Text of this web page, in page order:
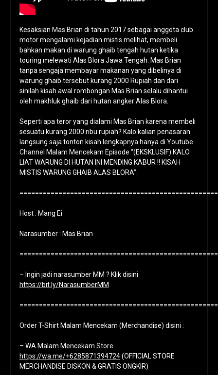
Kesaksian Mas Brian di tahun 2017 sebagai anggota club
motor mengalami kejadian mistis melihat, membeli
bahkan makan di warung ghaib tengah hutan ketika
touring melewati Alas Blora Jawa Tengah. Mas Brian
tanpa sengaja membayar makanan yang dibelinya di
warung ghaib tersebut kurang 2000 Rupiah dan dari
sinilah kisah awal rombongan Mas Brian selalu dihantui
oleh makhluk ghaib dari hutan angker Alas Blora.
Seperti apa teror yang dialami Mas Brian karena membeli
sesuatu kurang 2000 ribu rupiah? Kalo kalian penasaran
langsung saja tonton kisah lengkapnya hanya di Youtube
Channel Malam Mencekam Episode “(EKSKLUSIF) KALO
LIAT WARUNG DI HUTAN INI MENDING KABUR !! KISAH
MISTIS WARUNG GHAIB ALAS BLORA”.
Host : Mang Ei
Narasumber : Mas Brian
– Ingin jadi narasumber MM ? Klik disini
https://bit.ly/NarasumberMM
Order T-Shirt Malam Mencekam (Merchandise) disini :
– WA Malam Mencekam Store
https://wa.me/+6285871394724(OFFICIAL STORE
MERCHANDISE DISKON & GRATIS ONGKIR)